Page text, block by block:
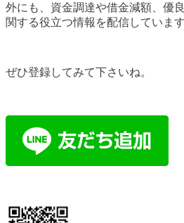
外にも、資金調達や借金減額、優
関する役立つ情報を配信しています
ぜひ登録してみて下さいね。